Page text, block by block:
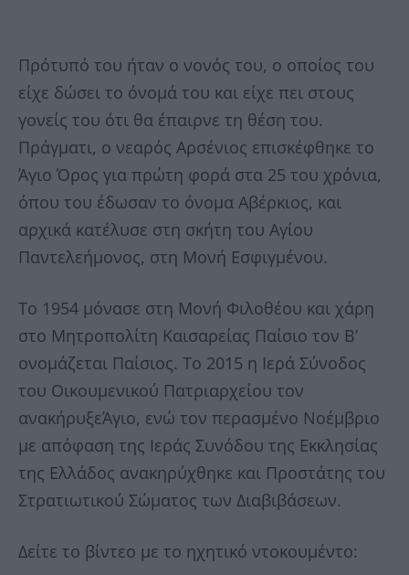
Πρότυπό του ήταν ο νονός του, ο οποίος του
είχε δώσει το όνομά του και είχε πει στους
γονείς του ότι θα έπαιρνε τη θέση του.
Πράγματι, ο νεαρός Αρσένιος επισκέφθηκε το
Άγιο Όρος για πρώτη φορά στα 25 του χρόνια,
όπου του έδωσαν το όνομα Αβέρκιος, και
αρχικά κατέλυσε στη σκήτη του Αγίου
Παντελεήμονος, στη Μονή Εσφιγμένου.
Το 1954 μόνασε στη Μονή Φιλοθέου και χάρη
στο Μητροπολίτη Καισαρείας Παίσιο τον Β’
ονομάζεται Παίσιος. Το 2015 η Ιερά Σύνοδος
του Οικουμενικού Πατριαρχείου τον
ανακήρυξεΆγιο, ενώ τον περασμένο Νοέμβριο
με απόφαση της Ιεράς Συνόδου της Εκκλησίας
της Ελλάδος ανακηρύχθηκε και Προστάτης του
Στρατιωτικού Σώματος των Διαβιβάσεων.
Δείτε το βίντεο με το ηχητικό ντοκουμέντο: